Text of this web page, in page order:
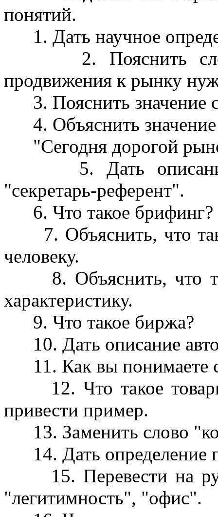
понятий.
1. Дать научное
2. Пояснить
продвижения к рынку
3. Пояснить значение
4. Объяснить значение
"Сегодня дорогой
5. Дать описание и
"секретарь-референт".
6. Что такое брифинг?
7. Объяснить, что
человеку.
8. Объяснить, что
характеристику.
9. Что такое биржа?
10. Дать описание
11. Как вы понимаете
12. Что такое
привести пример.
13. Заменить слово
14. Дать определение
15. Перевести на
"легитимность", "офис".